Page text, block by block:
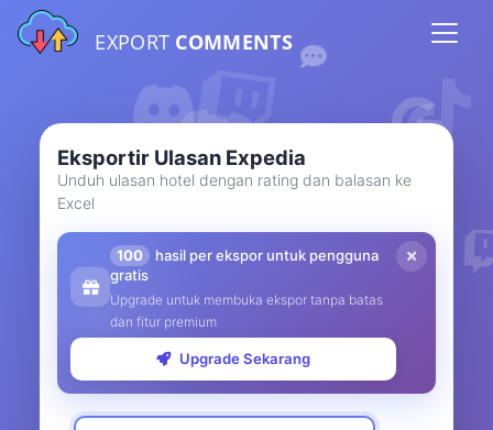
EXPORT COMMENTS
Eksportir Ulasan Expedia
Unduh ulasan hotel dengan rating dan balasan ke
Excel
100
hasil per ekspor untuk pengguna
gratis
Upgrade untuk membuka ekspor tanpa batas
dan fitur premium
Upgrade Sekarang